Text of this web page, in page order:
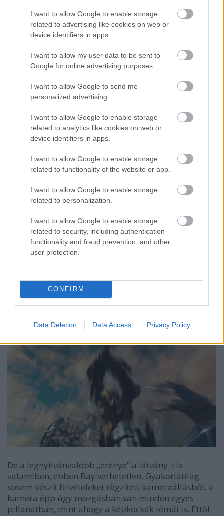
I want to allow Google to enable storage
related to advertising like cookies on web or
device identifiers in apps.
I want to allow my user data to be sent to
Google for online advertising purposes.
I want to allow Google to send me
personalized advertising.
I want to allow Google to enable storage
related to analytics like cookies on web or
device identifiers in apps.
I want to allow Google to enable storage
related to functionality of the website or app.
I want to allow Google to enable storage
related to personalization.
I want to allow Google to enable storage
related to security, including authentication
functionality and fraud prevention, and other
user protection.
CONFIRM
Data Deletion Data Access Privacy Policy
Mikesi Tomi berzenkedése:
teljes mértékben a film történetétől, a szavaktól,
amik a szereplők száján kijönnek, mert ezek bizony
utolsó lovagra, mint egy ősi ereklyére, amit csak
nagy odafigyeléssel és gondoskodással lehet
történetszálakat, mellőzzük a Michael Bay szintjén is
nevetséges párbeszédeket, megfelejtkezünk a
céltalanul berángatott karakterek tucatjairól és arról
a vitathatatlan tényről, hogy a film története
céltalanul és minden különösebb ok nélkül sehová
sem tart, akkor nem marad más, csak a pucér akció-
orgia. Mert, kérem szépen, hölgyeim is uraim, ha
ilyen műértéssel fordulunk eme alkotás felé,
megláthatjuk, hogy mik is a film valódi értékei. A
film vicces, igen, komolyan mondom, jó poénok is
vannak benne és rengeteg easter egg, előre- és
visszautalás. A két és fél órás játékidő pedig csak
pillanatokra ül le, amikor a szereplők megpróbálnak
sikertelenül. Szóval, ha engedjük, hogy a film
berántson minket a világába, ami, elismerem, nem
egy egyszerű dolog, akkor csak fél óránként
pillantunk az óránkra, hogy ez mégis meddig tart
De a legnyilvánvalóbb „erénye” a látvány. Ha
valamiben, ebben Bay verhetetlen. Gyakorlatilag
sosem készít felvételeket rögzített kameraállásból, a
kamera épp úgy mozgásban van minden egyes
pillanatban, mint ahogy a képkockák témái is. Ettől